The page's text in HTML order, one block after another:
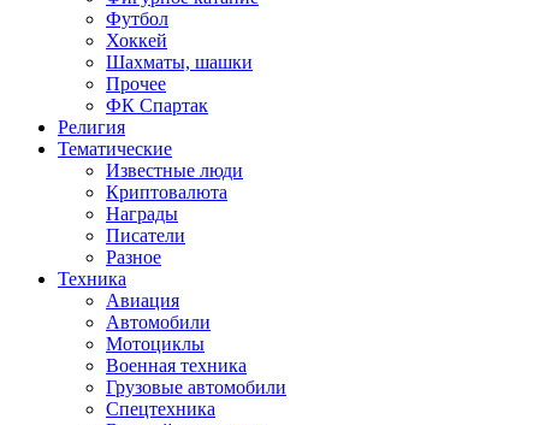
Футбол
Хоккей
Шахматы, шашки
Прочее
ФК Спартак
Религия
Тематические
Известные люди
Криптовалюта
Награды
Писатели
Разное
Техника
Авиация
Автомобили
Мотоциклы
Военная техника
Грузовые автомобили
Спецтехника